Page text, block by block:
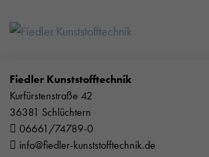
Fiedler Kunststofftechnik
Kurfürstenstraße 42
36381 Schlüchtern
06661/74789-0
info@fiedler-kunststofftechnik.de